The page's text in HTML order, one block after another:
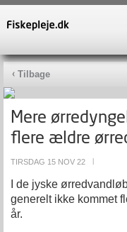
Tilbage
Mere
flere ældre
TIRSDAG 15 NOV 22
I de jyske
generelt ikke kommet
år.